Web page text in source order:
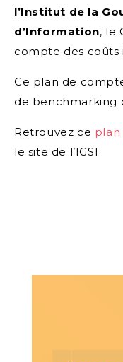
l’Institut de la
d’Information, le
compte des coûts
Ce plan de
de benchmarking
Retrouvez ce
le site de l’IGSI